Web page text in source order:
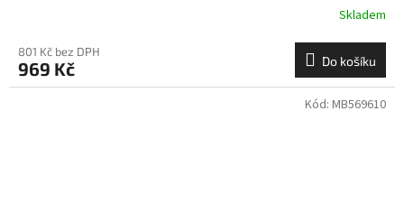
Skladem
801 Kč bez DPH
969 Kč Do košíku
Kód: MB569610